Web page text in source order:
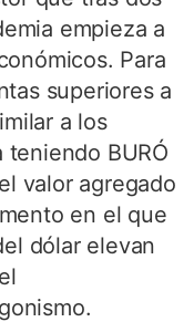
empieza a
Para
superiores a
a los
BURÓ
valor agregado
en el que
dólar elevan